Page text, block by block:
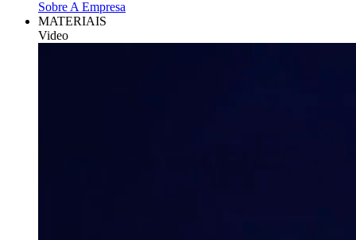
Sobre A Empresa
MATERIAIS
Video